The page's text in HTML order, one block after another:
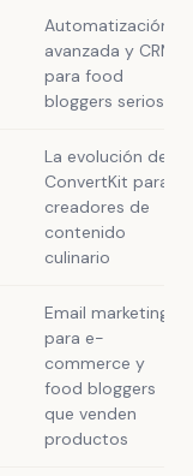
Automatización
avanzada y CRM
para food
bloggers serios
La evolución de
ConvertKit para
creadores de
contenido
culinario
Email marketing
para e-
commerce y
food bloggers
que venden
productos